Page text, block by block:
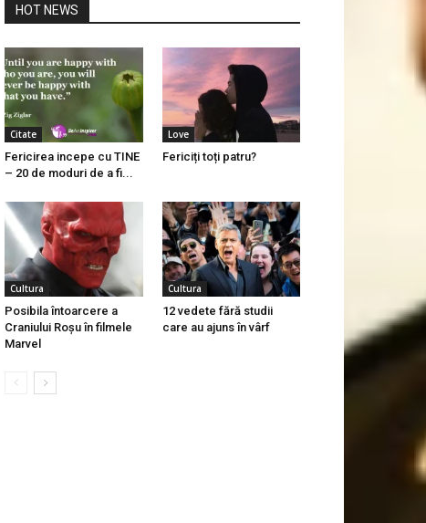
HOT NEWS
Citate
Fericirea incepe cu TINE
– 20 de moduri de a fi...
Love
Fericiți toți patru?
Cultura
Posibila întoarcere a
Craniului Roșu în filmele
Marvel
Cultura
12 vedete fără studii
care au ajuns în vârf